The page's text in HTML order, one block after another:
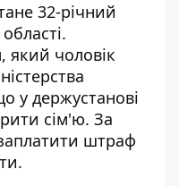
32-річний
, який чоловік
у держустанові
сім'ю. За
штраф